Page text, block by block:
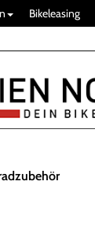
Bikeleasing